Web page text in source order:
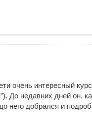
очень интересный
До недавних дней он,
него добрался и